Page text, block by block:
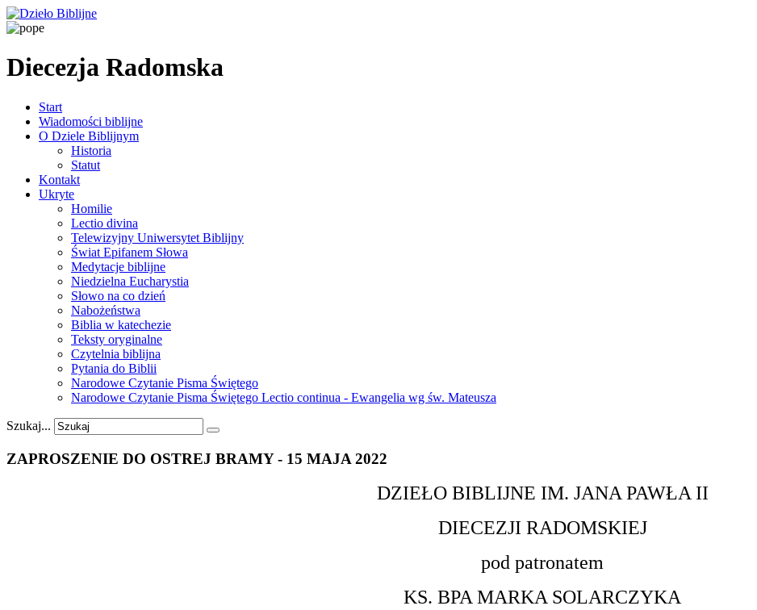
Diecezja Radomska
Start
Wiadomości biblijne
O Dziele Biblijnym
Historia
Statut
Kontakt
Ukryte
Homilie
Lectio divina
Telewizyjny Uniwersytet Biblijny
Świat Epifanem Słowa
Medytacje biblijne
Niedzielna Eucharystia
Słowo na co dzień
Nabożeństwa
Biblia w katechezie
Teksty oryginalne
Czytelnia biblijna
Pytania do Biblii
Narodowe Czytanie Pisma Świętego
Narodowe Czytanie Pisma Świętego Lectio continua - Ewangelia wg św. Mateusza
Szukaj...
ZAPROSZENIE DO OSTREJ BRAMY - 15 MAJA 2022
DZIEŁO BIBLIJNE IM. JANA PAWŁA II
DIECEZJI RADOMSKIEJ
pod patronatem
KS. BPA MARKA SOLARCZYKA